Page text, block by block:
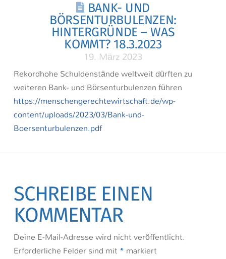
BANK- UND
BÖRSENTURBULENZEN:
HINTERGRÜNDE – WAS
KOMMT? 18.3.2023
19. März 2023
Rekordhohe Schuldenstände weltweit dürften zu
weiteren Bank- und Börsenturbulenzen führen
https://menschengerechtewirtschaft.de/wp-
content/uploads/2023/03/Bank-und-
Boersenturbulenzen.pdf
SCHREIBE EINEN
KOMMENTAR
Deine E-Mail-Adresse wird nicht veröffentlicht.
Erforderliche Felder sind mit*markiert